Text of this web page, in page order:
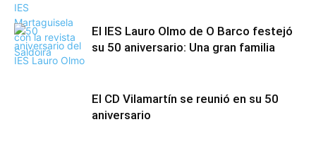
El IES Lauro Olmo de O Barco festejó
su 50 aniversario: Una gran familia
El CD Vilamartín se reunió en su 50
aniversario